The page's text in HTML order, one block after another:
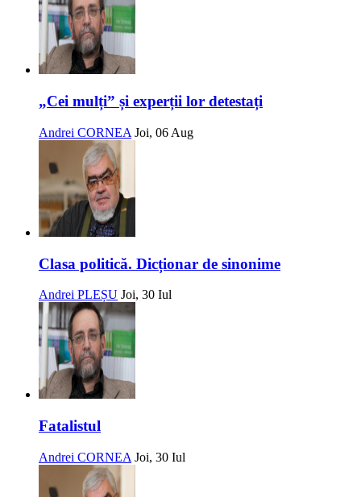
„Cei mulți” și experții lor detestați
Andrei CORNEA Joi, 06 Aug
Clasa politică. Dicționar de sinonime
Andrei PLEȘU Joi, 30 Iul
Fatalistul
Andrei CORNEA Joi, 30 Iul